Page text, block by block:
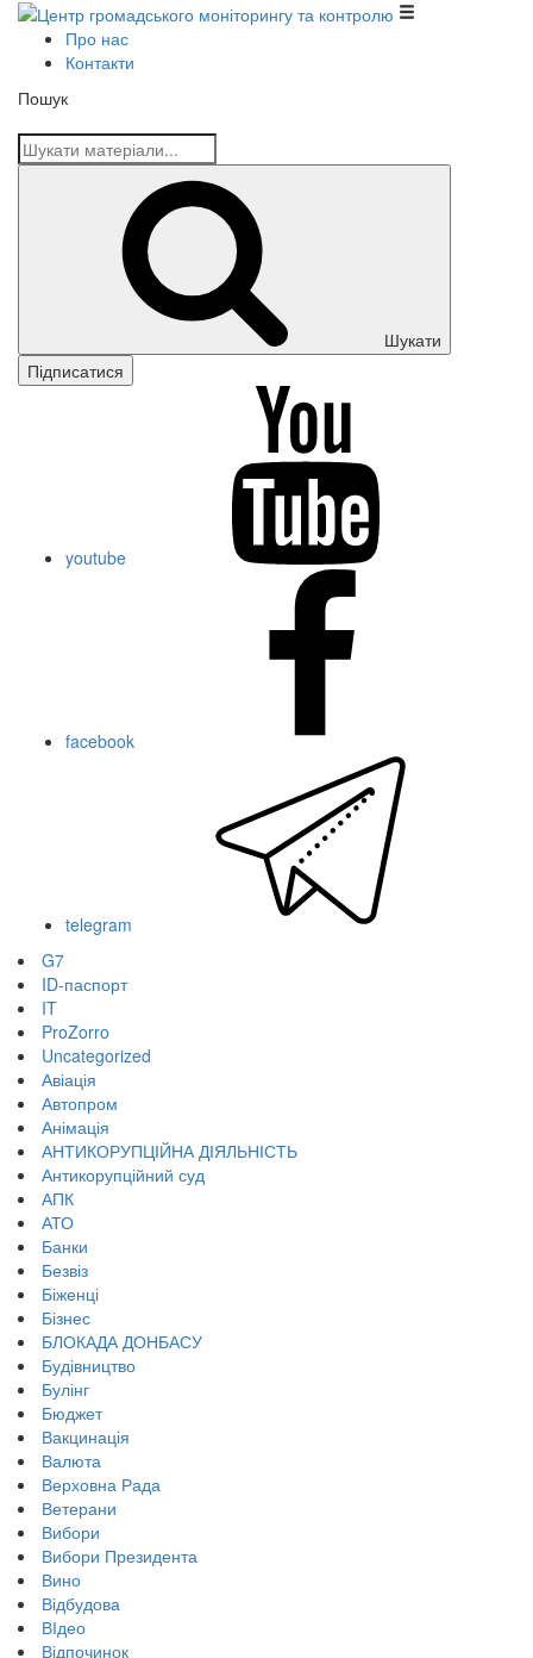
Центр громадського моніторингу та контролю
Про нас
Контакти
Пошук
Шукати
Підписатися
youtube
facebook
telegram
G7
ID-паспорт
IT
ProZorro
Uncategorized
Авіація
Автопром
Анімація
АНТИКОРУПЦІЙНА ДІЯЛЬНІСТЬ
Антикорупційний суд
АПК
АТО
Банки
Безвіз
Біженці
Бізнес
БЛОКАДА ДОНБАСУ
Будівництво
Булінг
Бюджет
Вакцинація
Валюта
Верховна Рада
Ветерани
Вибори
Вибори Президента
Вино
Відбудова
ВІдео
Відпочинок